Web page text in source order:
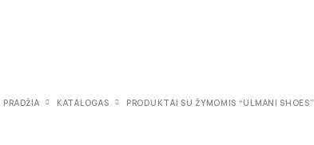
PRADŽIA KATALOGAS PRODUKTAI SU ŽYMOMIS “ULMANI SHOES”